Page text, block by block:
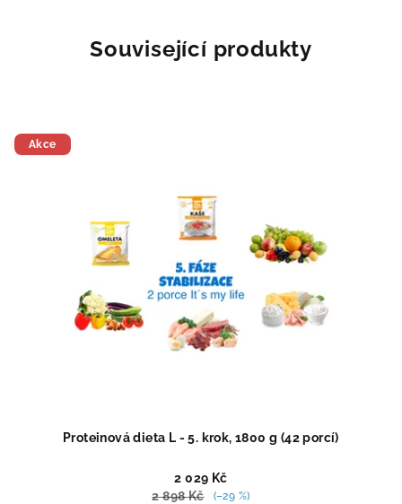
Související produkty
Akce
Proteinová dieta L - 5. krok, 1800 g (42 porcí)
2 029 Kč
2 898 Kč
(–29 %)